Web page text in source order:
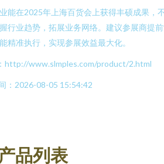
能在2025年上海百货会上获得丰硕成果，
行业趋势，拓展业务网络。建议参展商提
精准执行，实现参展效益最大化。
http://www.slmples.com/product/2.html
：2026-08-05 15:54:42
品列表